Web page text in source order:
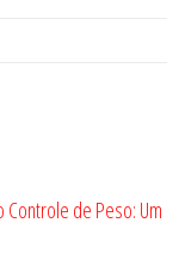
de Peso: Um